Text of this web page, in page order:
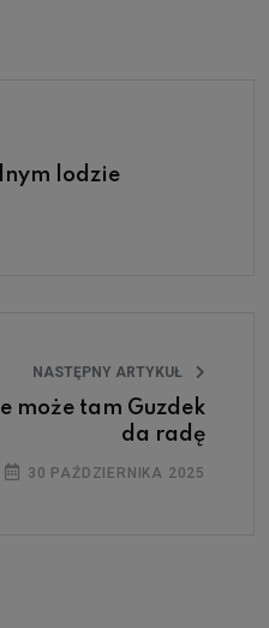
lodzie
NASTĘPNY ARTYKUŁ
może tam Guzdek
da radę
30 PAŹDZIERNIKA 2025